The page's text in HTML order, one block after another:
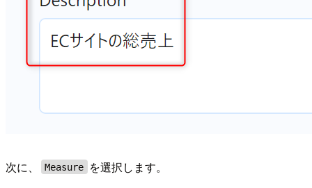
次に、 Measure を選択します。